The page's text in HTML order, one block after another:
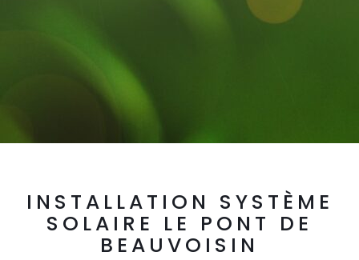
INSTALLATION SYSTÈME
SOLAIRE LE PONT DE
BEAUVOISIN